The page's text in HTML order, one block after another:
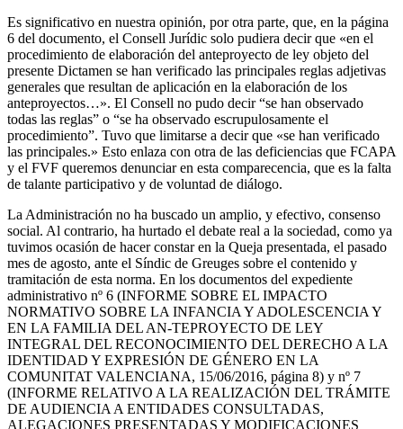
Es significativo en nuestra opinión, por otra parte, que, en la página
6 del documento, el Consell Jurídic solo pudiera decir que «en el
procedimiento de elaboración del anteproyecto de ley objeto del
presente Dictamen se han verificado las principales reglas adjetivas
generales que resultan de aplicación en la elaboración de los
anteproyectos…». El Consell no pudo decir “se han observado
todas las reglas” o “se ha observado escrupulosamente el
procedimiento”. Tuvo que limitarse a decir que «se han verificado
las principales.» Esto enlaza con otra de las deficiencias que FCAPA
y el FVF queremos denunciar en esta comparecencia, que es la falta
de talante participativo y de voluntad de diálogo.
La Administración no ha buscado un amplio, y efectivo, consenso
social. Al contrario, ha hurtado el debate real a la sociedad, como ya
tuvimos ocasión de hacer constar en la Queja presentada, el pasado
mes de agosto, ante el Síndic de Greuges sobre el contenido y
tramitación de esta norma. En los documentos del expediente
administrativo nº 6 (INFORME SOBRE EL IMPACTO
NORMATIVO SOBRE LA INFANCIA Y ADOLESCENCIA Y
EN LA FAMILIA DEL AN-TEPROYECTO DE LEY
INTEGRAL DEL RECONOCIMIENTO DEL DERECHO A LA
IDENTIDAD Y EXPRESIÓN DE GÉNERO EN LA
COMUNITAT VALENCIANA, 15/06/2016, página 8) y nº 7
(INFORME RELATIVO A LA REALIZACIÓN DEL TRÁMITE
DE AUDIENCIA A ENTIDADES CONSULTADAS,
ALEGACIONES PRESENTADAS Y MODIFICACIONES